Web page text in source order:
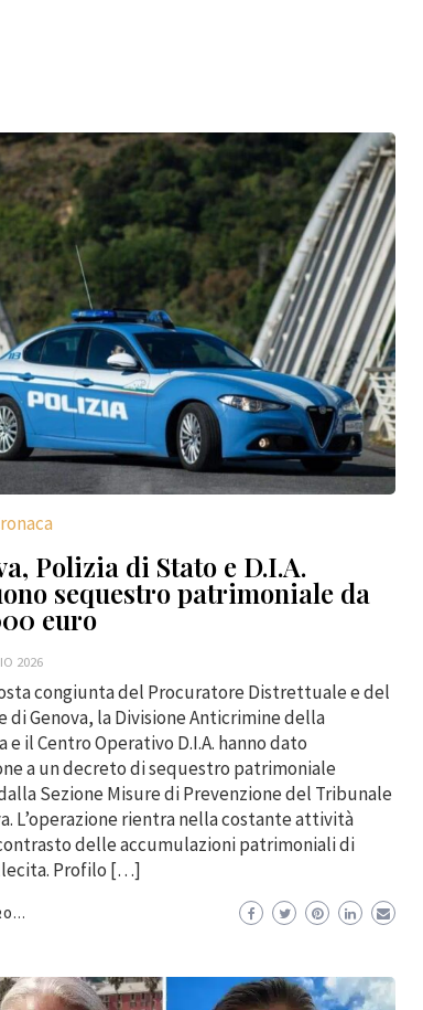
Polizia di Stato e D.I.A.
sequestro patrimoniale da
euro
2026
congiunta del Procuratore Distrettuale e del
di Genova, la Divisione Anticrimine della
e il Centro Operativo D.I.A. hanno dato
a un decreto di sequestro patrimoniale
Sezione Misure di Prevenzione del Tribunale
L’operazione rientra nella costante attività
delle accumulazioni patrimoniali di
Profilo […]